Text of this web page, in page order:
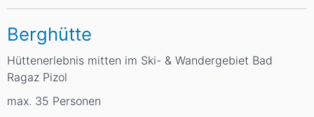
Berghütte
Hüttenerlebnis mitten im Ski- & Wandergebiet Bad
Ragaz Pizol
max. 35 Personen